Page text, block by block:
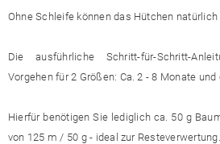
Ohne Schleife können das Hütchen natürlich
Die ausführliche Schritt-für-Schritt-
Vorgehen für 2 Größen: Ca. 2 - 8 Monate und
Hierfür benötigen Sie lediglich ca. 50 g
von 125 m / 50 g - ideal zur Resteverwertung.